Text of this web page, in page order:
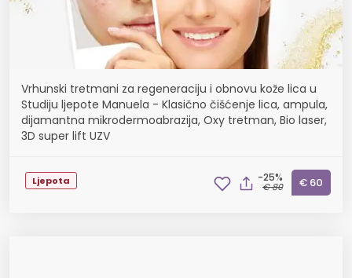
Vrhunski tretmani za regeneraciju i obnovu kože lica u
Studiju ljepote Manuela - Klasično čišćenje lica, ampula,
dijamantna mikrodermoabrazija, Oxy tretman, Bio laser,
3D super lift UZV
Ljepota -25%
€ 80 € 60